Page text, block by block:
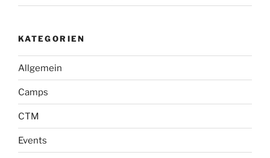
KATEGORIEN
Allgemein
Camps
CTM
Events